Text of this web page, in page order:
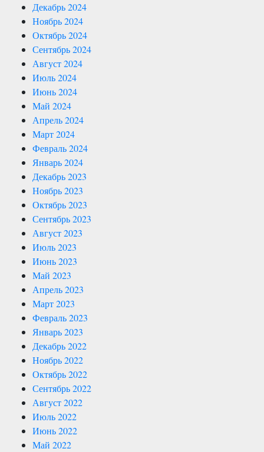
Декабрь 2024
Ноябрь 2024
Октябрь 2024
Сентябрь 2024
Август 2024
Июль 2024
Июнь 2024
Май 2024
Апрель 2024
Март 2024
Февраль 2024
Январь 2024
Декабрь 2023
Ноябрь 2023
Октябрь 2023
Сентябрь 2023
Август 2023
Июль 2023
Июнь 2023
Май 2023
Апрель 2023
Март 2023
Февраль 2023
Январь 2023
Декабрь 2022
Ноябрь 2022
Октябрь 2022
Сентябрь 2022
Август 2022
Июль 2022
Июнь 2022
Май 2022